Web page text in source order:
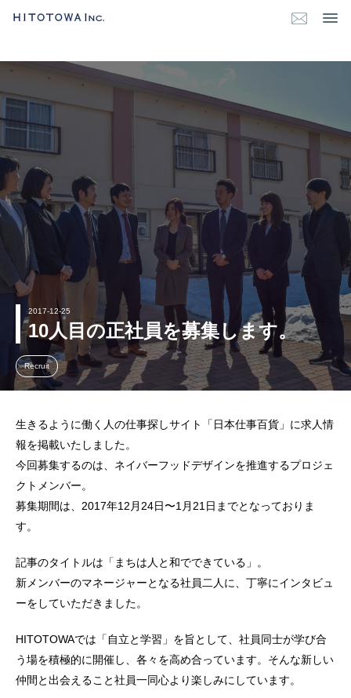
2017-12-25
10人目の正社員を募集します。
Recruit
生きるように働く人の仕事探しサイト「日本仕事百貨」に求人情
報を掲載いたしました。
今回募集するのは、ネイバーフッドデザインを推進するプロジェ
クトメンバー。
募集期間は、2017年12月24日〜1月21日までとなっておりま
す。
記事のタイトルは「まちは人と和でできている」。
新メンバーのマネージャーとなる社員二人に、丁寧にインタビュ
ーをしていただきました。
HITOTOWAでは「自立と学習」を旨として、社員同士が学び合
う場を積極的に開催し、各々を高め合っています。そんな新しい
仲間と出会えること社員一同心より楽しみにしています。